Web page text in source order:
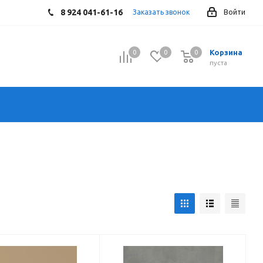
Войти
8 924 041-61-16 Заказать звонок
0 0 Корзина
0
пуста
0